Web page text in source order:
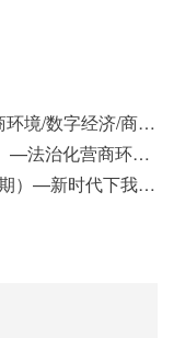
03月14日国脉政务播报（民营企业/营商环境/数字经济/商事制度改革）
国脉智库《营商环境周刊》（第122期）—法治化营商环境视域下我国行政执法公示制度浅析
国脉智库《营商环境周刊》（第六十九期）—新时代下我国营商环境标准体系构建初探